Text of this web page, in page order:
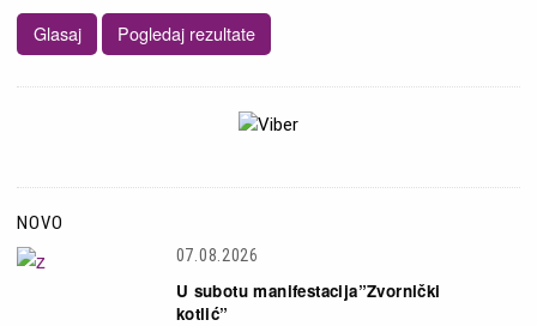
NOVO
07.08.2026
U subotu manifestacija”Zvornički
kotlić”